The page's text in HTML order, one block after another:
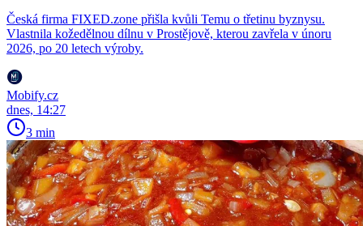
Česká firma FIXED.zone přišla kvůli Temu o třetinu byznysu.
Vlastnila kožedělnou dílnu v Prostějově, kterou zavřela v únoru
2026, po 20 letech výroby.
Mobify.cz
dnes, 14:27
3 min